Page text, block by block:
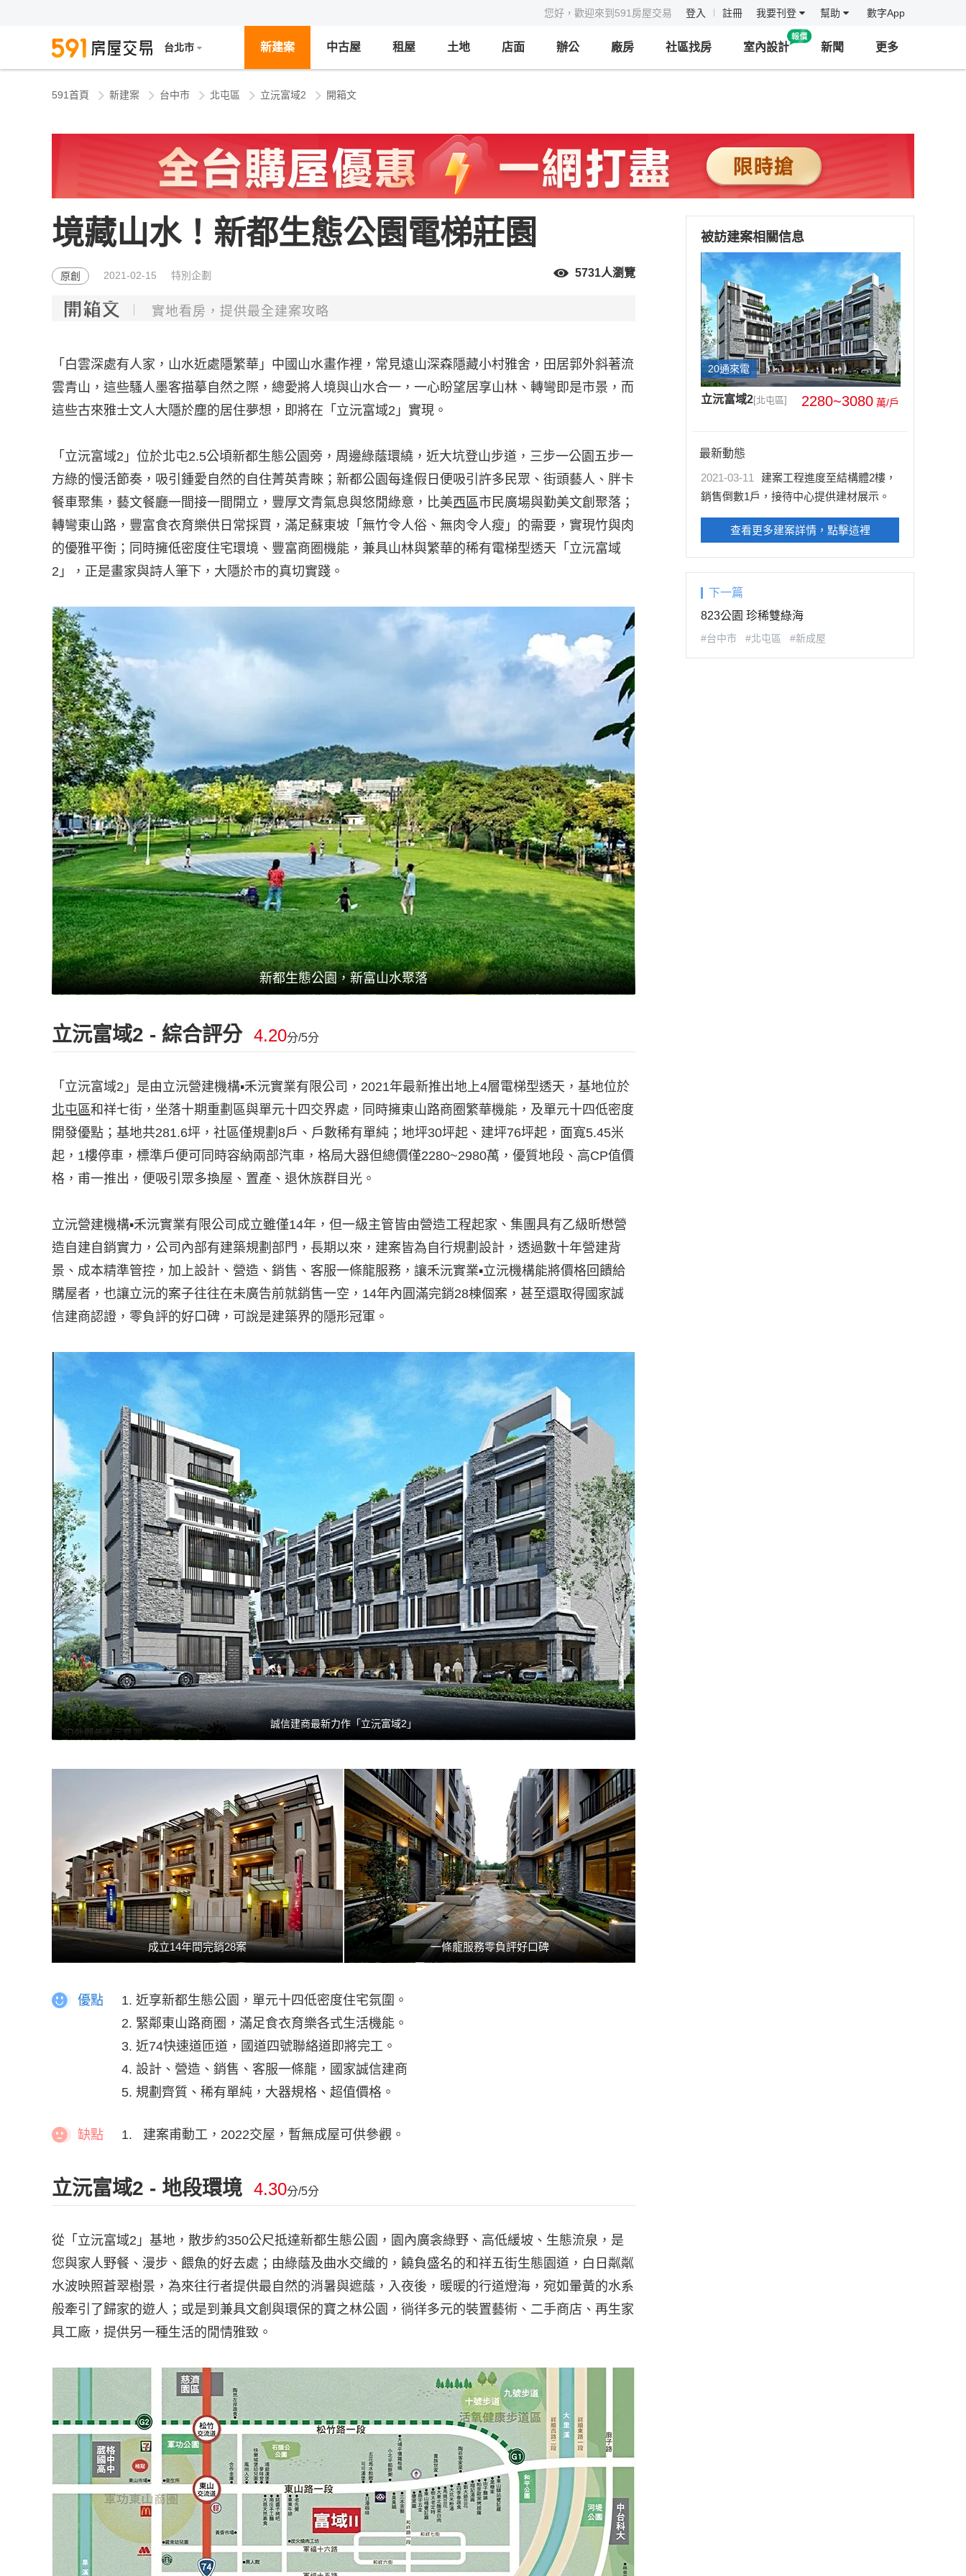
您好，歡迎來到591房屋交易 登入 註冊 我要刊登 幫助 數字App
台北市 新建案 中古屋 租屋 土地 店面 辦公 廠房 社區找房 室內設計 新聞 更多
591首頁 新建案 台中市 北屯區 立沅富域2 開箱文
境藏山水！新都生態公園電梯莊園
原創 2021-02-15 特別企劃 5731人瀏覽
實地看房，提供最全建案攻略
「白雲深處有人家，山水近處隱繁華」中國山水畫作裡，常見遠山深森隱藏小村雅舍，田居郭外斜著流
雲青山，這些騷人墨客描摹自然之際，總愛將人境與山水合一，一心盼望居享山林、轉彎即是市景，而
這些古來雅士文人大隱於塵的居住夢想，即將在「立沅富域2」實現。
「立沅富域2」位於北屯2.5公頃新都生態公園旁，周邊綠蔭環繞，近大坑登山步道，三步一公園五步一
方綠的慢活節奏，吸引鍾愛自然的自住菁英青睞；新都公園每逢假日便吸引許多民眾、街頭藝人、胖卡
餐車聚集，藝文餐廳一間接一間開立，豐厚文青氣息與悠閒綠意，比美西區市民廣場與勤美文創聚落；
轉彎東山路，豐富食衣育樂供日常採買，滿足蘇東坡「無竹令人俗、無肉令人瘦」的需要，實現竹與肉
的優雅平衡；同時擁低密度住宅環境、豐富商圈機能，兼具山林與繁華的稀有電梯型透天「立沅富域
2」，正是畫家與詩人筆下，大隱於市的真切實踐。
新都生態公園，新富山水聚落
立沅富域2 - 綜合評分 4.20分/5分
「立沅富域2」是由立沅營建機構▪禾沅實業有限公司，2021年最新推出地上4層電梯型透天，基地位於
北屯區和祥七街，坐落十期重劃區與單元十四交界處，同時擁東山路商圈繁華機能，及單元十四低密度
開發優點；基地共281.6坪，社區僅規劃8戶、戶數稀有單純；地坪30坪起、建坪76坪起，面寬5.45米
起，1樓停車，標準戶便可同時容納兩部汽車，格局大器但總價僅2280~2980萬，優質地段、高CP值價
格，甫一推出，便吸引眾多換屋、置產、退休族群目光。
立沅營建機構▪禾沅實業有限公司成立雖僅14年，但一級主管皆由營造工程起家、集團具有乙級昕懋營
造自建自銷實力，公司內部有建築規劃部門，長期以來，建案皆為自行規劃設計，透過數十年營建背
景、成本精準管控，加上設計、營造、銷售、客服一條龍服務，讓禾沅實業▪立沅機構能將價格回饋給
購屋者，也讓立沅的案子往往在未廣告前就銷售一空，14年內圓滿完銷28棟個案，甚至還取得國家誠
信建商認證，零負評的好口碑，可說是建築界的隱形冠軍。
誠信建商最新力作「立沅富域2」
成立14年間完銷28案 一條龍服務零負評好口碑
優點
1. 近享新都生態公園，單元十四低密度住宅氛圍。
2. 緊鄰東山路商圈，滿足食衣育樂各式生活機能。
3. 近74快速道匝道，國道四號聯絡道即將完工。
4. 設計、營造、銷售、客服一條龍，國家誠信建商
5. 規劃齊質、稀有單純，大器規格、超值價格。
缺點 1. 建案甫動工，2022交屋，暫無成屋可供參觀。
立沅富域2 - 地段環境 4.30分/5分
從「立沅富域2」基地，散步約350公尺抵達新都生態公園，園內廣衾綠野、高低緩坡、生態流泉，是
您與家人野餐、漫步、餵魚的好去處；由綠蔭及曲水交織的，饒負盛名的和祥五街生態園道，白日粼粼
水波映照蒼翠樹景，為來往行者提供最自然的消暑與遮蔭，入夜後，暖暖的行道燈海，宛如暈黃的水系
般牽引了歸家的遊人；或是到兼具文創與環保的寶之林公園，徜徉多元的裝置藝術、二手商店、再生家
具工廠，提供另一種生活的閒情雅致。
被訪建案相關信息
20通來電
立沅富域2[北屯區] 2280~3080 萬/戶
最新動態
2021-03-11
建案工程進度至結構體2樓，
銷售倒數1戶，接待中心提供建材展示。
查看更多建案詳情，點擊這裡
下一篇
823公園 珍稀雙綠海
#台中市 #北屯區 #新成屋